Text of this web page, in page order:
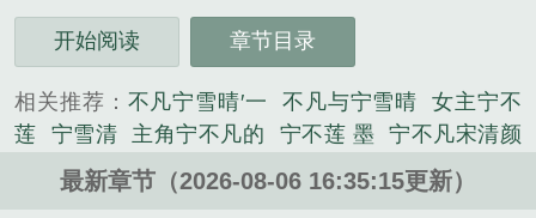
读。
三秒记住本站：小说村 网址：www.xscun.com...
军史类小说。
开始阅读 章节目录
相关推荐： 不凡宁雪晴′一 不凡与宁雪晴
女主宁不
莲
宁雪清 主角宁不凡的 宁不莲 墨
宁不凡宋清颜
笔趣阁免费阅
主角是宁不凡的有哪些
不凡宁雪晴电
霍不凡 宁不凡跳舞 不凡宁雪晴重生
宁不凡
最新章节（2026-08-06 16:35:15更新）